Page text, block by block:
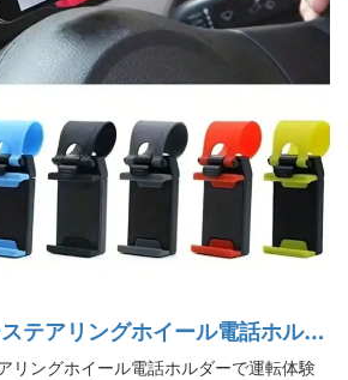
テアリングホイール電話ホルダ
リングホイール電話ホルダーで運転体験